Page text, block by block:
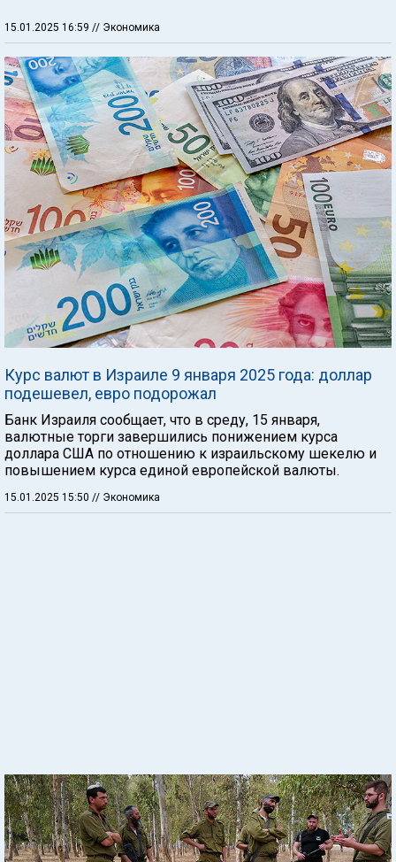
15.01.2025 16:59 // Экономика
Курс валют в Израиле 9 января 2025 года: доллар
подешевел, евро подорожал
Банк Израиля сообщает, что в среду, 15 января,
валютные торги завершились понижением курса
доллара США по отношению к израильскому шекелю и
повышением курса единой европейской валюты.
15.01.2025 15:50 // Экономика